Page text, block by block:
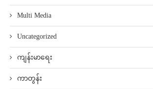
Multi Media
Uncategorized
ကျန်းမာရေး
ကာတွန်း